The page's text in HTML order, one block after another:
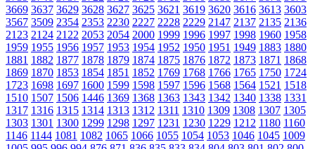
3669 3637 3629 3628 3627 3625 3621 3619 3620 3616 3613 3603
3567 3509 2354 2353 2230 2227 2228 2229 2147 2137 2135 2136
2123 2124 2122 2053 2054 2000 1999 1996 1997 1998 1960 1958
1959 1955 1956 1957 1953 1954 1952 1950 1951 1949 1883 1880
1881 1882 1877 1878 1879 1874 1875 1876 1872 1873 1871 1868
1869 1870 1853 1854 1851 1852 1769 1768 1766 1765 1750 1724
1723 1698 1697 1600 1599 1598 1597 1596 1568 1564 1521 1518
1510 1507 1506 1446 1369 1368 1363 1343 1342 1340 1338 1331
1317 1316 1315 1314 1313 1312 1311 1310 1309 1308 1307 1305
1303 1301 1300 1299 1298 1297 1231 1230 1229 1212 1180 1160
1146 1144 1081 1082 1065 1066 1055 1054 1053 1046 1045 1009